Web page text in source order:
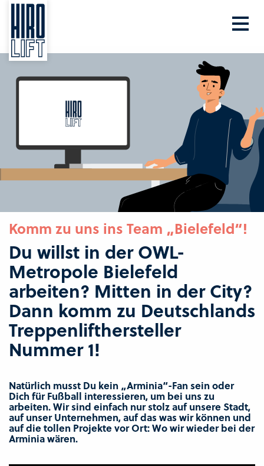
Komm zu uns ins Team „Bielefeld“!
Du willst in der OWL-
Metropole Bielefeld
arbeiten? Mitten in der City?
Dann komm zu Deutschlands
Treppenlifthersteller
Nummer 1!
Natürlich musst Du kein „Arminia“-Fan sein oder
Dich für Fußball interessieren, um bei uns zu
arbeiten. Wir sind einfach nur stolz auf unsere Stadt,
auf unser Unternehmen, auf das was wir können und
auf die tollen Projekte vor Ort: Wo wir wieder bei der
Arminia wären.